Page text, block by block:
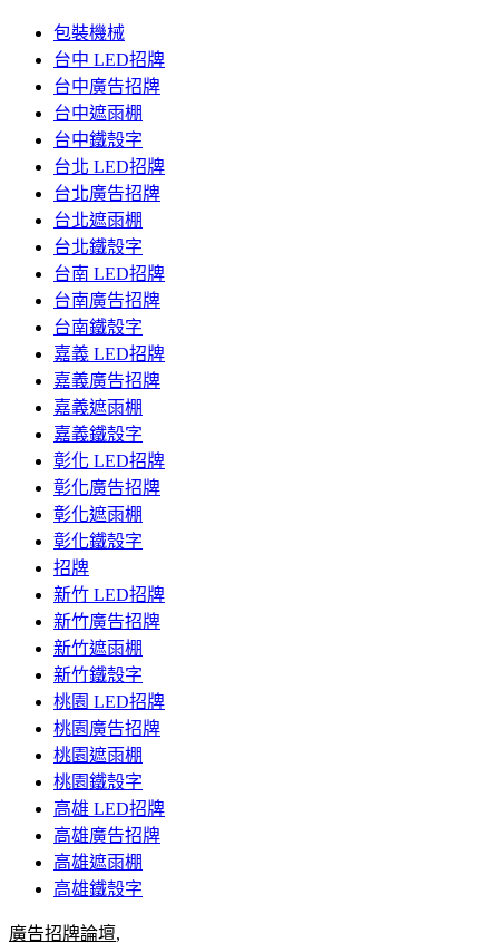
包裝機械
台中 LED招牌
台中廣告招牌
台中遮雨棚
台中鐵殼字
台北 LED招牌
台北廣告招牌
台北遮雨棚
台北鐵殼字
台南 LED招牌
台南廣告招牌
台南鐵殼字
嘉義 LED招牌
嘉義廣告招牌
嘉義遮雨棚
嘉義鐵殼字
彰化 LED招牌
彰化廣告招牌
彰化遮雨棚
彰化鐵殼字
招牌
新竹 LED招牌
新竹廣告招牌
新竹遮雨棚
新竹鐵殼字
桃園 LED招牌
桃園廣告招牌
桃園遮雨棚
桃園鐵殼字
高雄 LED招牌
高雄廣告招牌
高雄遮雨棚
高雄鐵殼字
廣告招牌論壇,